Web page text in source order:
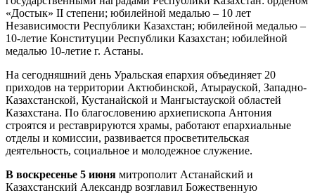
«Достык» II степени; юбилейной медалью – 10 лет
Независимости Республики Казахстан; юбилейной медалью –
10-летие Конституции Республики Казахстан; юбилейной
медалью 10-летие г. Астаны.
На сегодняшний день Уральская епархия объединяет 20
приходов на территории Актюбинской, Атырауской, Западно-
Казахстанской, Кустанайской и Мангыстауской областей
Казахстана. По благословению архиепископа Антония
строятся и реставрируются храмы, работают епархиальные
отделы и комиссии, развивается просветительская
деятельность, социальное и молодежное служение.
В воскресенье 5 июня митрополит Астанайский и
Казахстанский Александр возглавил Божественную